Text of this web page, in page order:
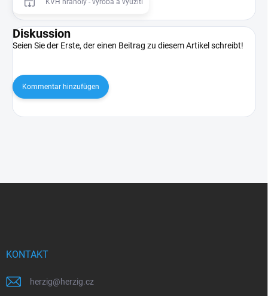
KVH hranoly - výroba a využití
Diskussion
Seien Sie der Erste, der einen Beitrag zu diesem Artikel schreibt!
Kommentar hinzufügen
KONTAKT
herzig@herzig.cz